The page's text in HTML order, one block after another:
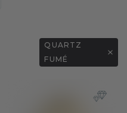
QUARTZ
FUMÉ